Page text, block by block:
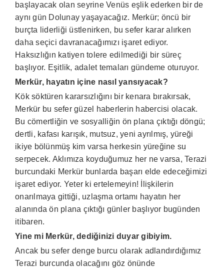
başlayacak olan seyrine Venüs eşlik ederken bir de
aynı gün Dolunay yaşayacağız. Merkür; öncü bir
burçta liderliği üstlenirken, bu sefer karar alırken
daha seçici davranacağımızı işaret ediyor.
Haksızlığın katiyen tolere edilmediği bir süreç
başlıyor. Eşitlik, adalet temaları gündeme oturuyor.
Merkür, hayatın içine nasıl yansıyacak?
Kök söktüren kararsızlığını bir kenara bırakırsak,
Merkür bu sefer güzel haberlerin habercisi olacak.
Bu cömertliğin ve sosyalliğin ön plana çıktığı döngü;
dertli, kafası karışık, mutsuz, yeni ayrılmış, yüreği
ikiye bölünmüş kim varsa herkesin yüreğine su
serpecek. Aklımıza koyduğumuz her ne varsa, Terazi
burcundaki Merkür bunlarda başarı elde edeceğimizi
işaret ediyor. Yeter ki ertelemeyin! İlişkilerin
onarılmaya gittiği, uzlaşma ortamı hayatın her
alanında ön plana çıktığı günler başlıyor bugünden
itibaren.
Yine mi Merkür, dediğinizi duyar gibiyim.
Ancak bu sefer denge burcu olarak adlandırdığımız
Terazi burcunda olacağını göz önünde